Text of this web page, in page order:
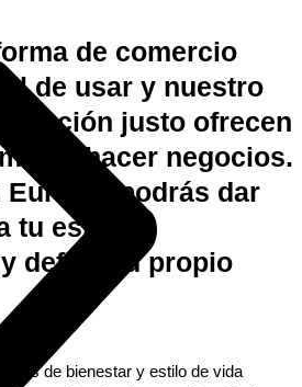
de comercio
de usar y nuestro
justo ofrecen
de hacer negocios.
Europe, podrás dar
tu espíritu
definir tu propio
de bienestar y estilo de vida